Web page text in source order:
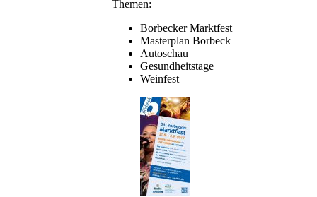
Themen:
Borbecker Marktfest
Masterplan Borbeck
Autoschau
Gesundheitstage
Weinfest